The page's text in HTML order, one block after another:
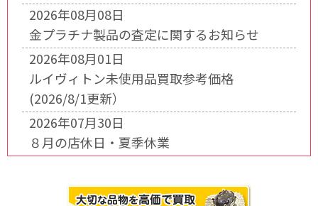
2026年08月08日
金プラチナ製品の査定に関するお知らせ
2026年08月01日
ルイヴィトン未使用品買取参考価格
(2026/8/1更新）
2026年07月30日
８月の店休日・夏季休業